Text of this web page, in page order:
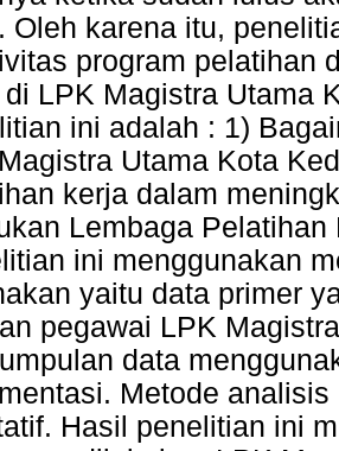
Oleh karena itu,
program pelatihan
di LPK Magistra Utama
ini adalah : 1)
Utama Kota
kerja dalam
Lembaga
ini menggunakan
yaitu data primer
pegawai LPK
data
Metode
Hasil penelitian ini